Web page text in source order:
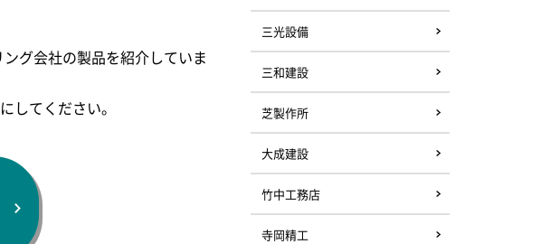
グ会社の製品を紹介していま
してください。
三光設備
三和建設
芝製作所
大成建設
竹中工務店
寺岡精工